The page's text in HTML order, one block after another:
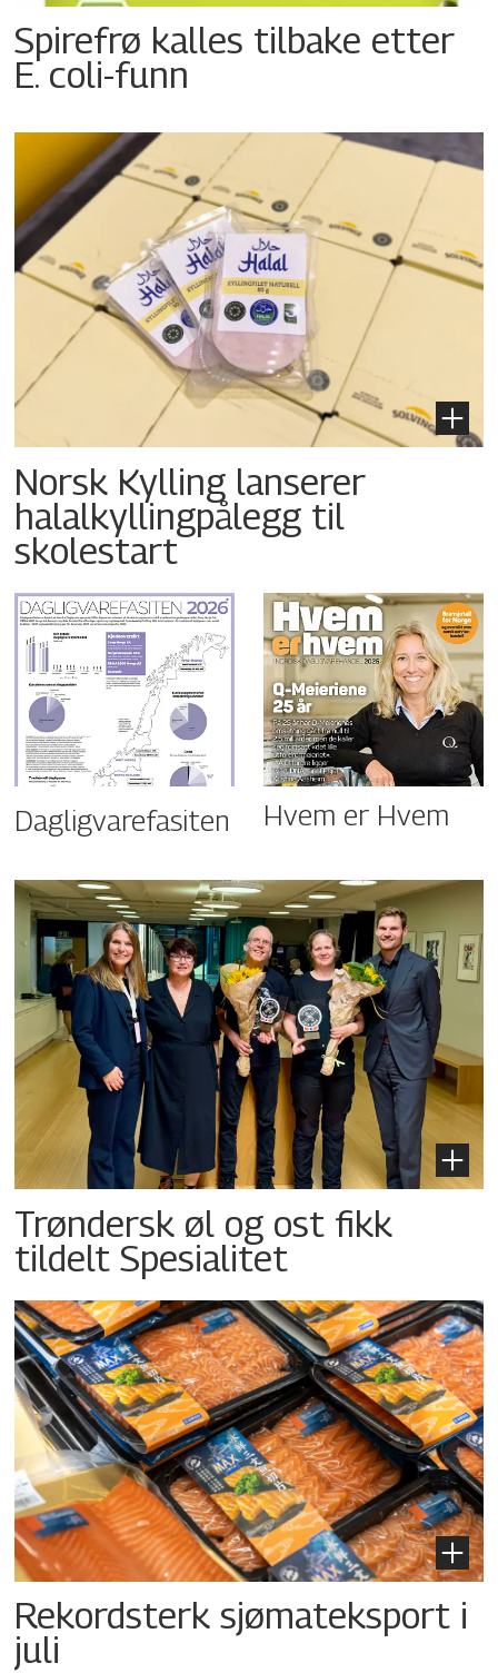
Spirefrø kalles tilbake etter
E. coli-funn
Norsk Kylling lanserer
halalkyllingpålegg til
skolestart
Dagligvarefasiten Hvem er Hvem
Trøndersk øl og ost fikk
tildelt Spesialitet
Rekordsterk sjømateksport i
juli